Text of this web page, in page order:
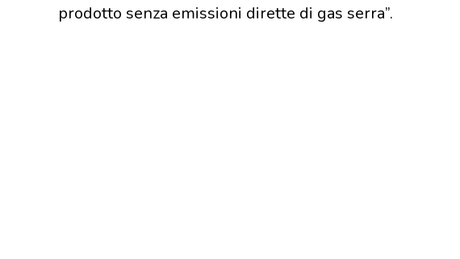
prodotto senza emissioni dirette di gas serra”.